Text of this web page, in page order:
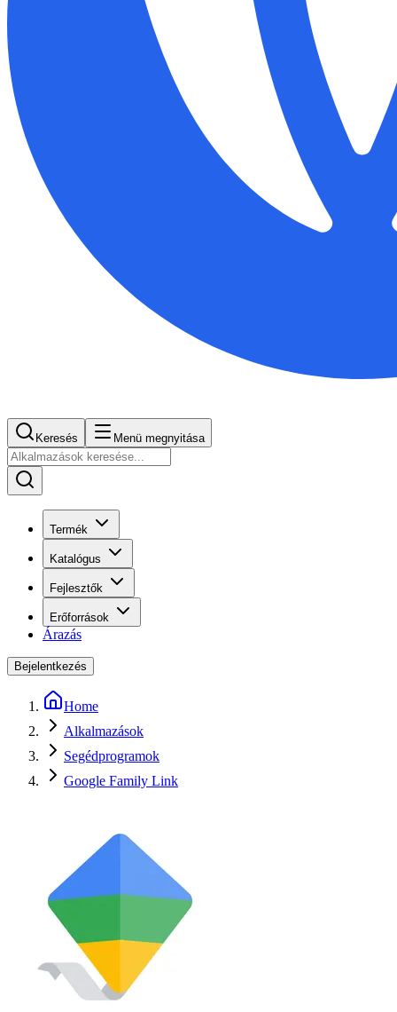
Keresés Menü megnyitása
Termék
Katalógus
Fejlesztők
Erőforrások
Árazás
Bejelentkezés
Home
Alkalmazások
Segédprogramok
Google Family Link